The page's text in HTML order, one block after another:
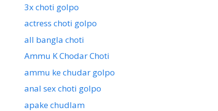
3x choti golpo
actress choti golpo
all bangla choti
Ammu K Chodar Choti
ammu ke chudar golpo
anal sex choti golpo
apake chudlam